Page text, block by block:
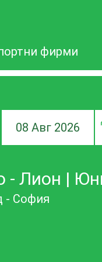
фирми
08 Авг 2026
- Лион |
- София